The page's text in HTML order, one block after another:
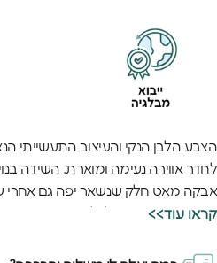
הצבע הלבן הנקי והעיצוב התעשייתי
לחדר אווירה נעימה ומוארת. השידה
אבקה מאט חלק שנשאר יפה גם אחרי
הזה פשוט מתאים לכל דבר - ממיטות
המדפים הפנימיים הרחבים הופכים את
<<קראו עוד